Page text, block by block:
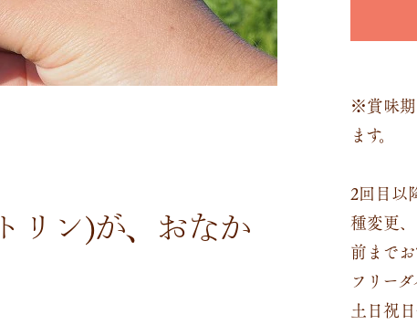
※賞味期
ます。
2回目以
種変更
前まで
フリー
土日祝
リン)が、おなか